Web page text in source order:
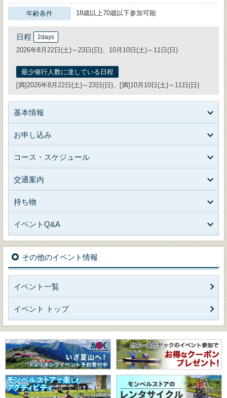
年齢条件 18歳以上70歳以下参加可能
日程 2days
2026年8月22日(土)～23日(日)、10月10日(土)～11日(日)
最少催行人数に達している日程
[満]2026年8月22日(土)～23日(日)、[満]10月10日(土)～11日(日)
基本情報
お申し込み
コース・スケジュール
交通案内
持ち物
イベントQ&A
その他のイベント情報
イベント一覧
イベント トップ